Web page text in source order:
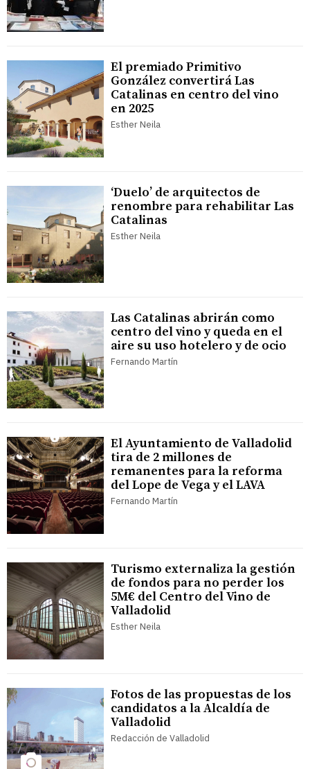
El premiado Primitivo
González convertirá Las
Catalinas en centro del vino
en 2025
Esther Neila
‘Duelo’ de arquitectos de
renombre para rehabilitar Las
Catalinas
Esther Neila
Las Catalinas abrirán como
centro del vino y queda en el
aire su uso hotelero y de ocio
Fernando Martín
El Ayuntamiento de Valladolid
tira de 2 millones de
remanentes para la reforma
del Lope de Vega y el LAVA
Fernando Martín
Turismo externaliza la gestión
de fondos para no perder los
5M€ del Centro del Vino de
Valladolid
Esther Neila
Fotos de las propuestas de los
candidatos a la Alcaldía de
Valladolid
Redacción de Valladolid